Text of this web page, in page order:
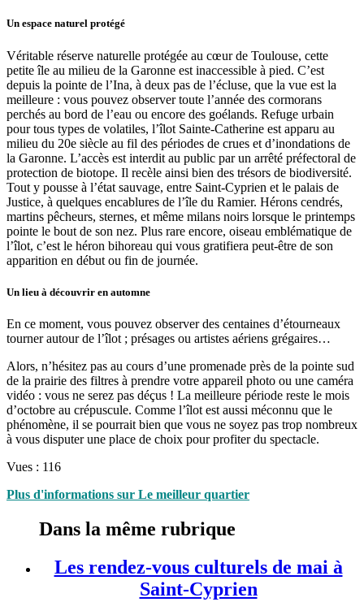
Un espace naturel protégé
Véritable réserve naturelle protégée au cœur de Toulouse, cette
petite île au milieu de la Garonne est inaccessible à pied. C’est
depuis la pointe de l’Ina, à deux pas de l’écluse, que la vue est la
meilleure : vous pouvez observer toute l’année des cormorans
perchés au bord de l’eau ou encore des goélands. Refuge urbain
pour tous types de volatiles, l’îlot Sainte-Catherine est apparu au
milieu du 20e siècle au fil des périodes de crues et d’inondations de
la Garonne. L’accès est interdit au public par un arrêté préfectoral de
protection de biotope. Il recèle ainsi bien des trésors de biodiversité.
Tout y pousse à l’état sauvage, entre Saint-Cyprien et le palais de
Justice, à quelques encablures de l’île du Ramier. Hérons cendrés,
martins pêcheurs, sternes, et même milans noirs lorsque le printemps
pointe le bout de son nez. Plus rare encore, oiseau emblématique de
l’îlot, c’est le héron bihoreau qui vous gratifiera peut-être de son
apparition en début ou fin de journée.
Un lieu à découvrir en automne
En ce moment, vous pouvez observer des centaines d’étourneaux
tourner autour de l’îlot ; présages ou artistes aériens grégaires…
Alors, n’hésitez pas au cours d’une promenade près de la pointe sud
de la prairie des filtres à prendre votre appareil photo ou une caméra
vidéo : vous ne serez pas déçus ! La meilleure période reste le mois
d’octobre au crépuscule. Comme l’îlot est aussi méconnu que le
phénomène, il se pourrait bien que vous ne soyez pas trop nombreux
à vous disputer une place de choix pour profiter du spectacle.
Vues : 116
Plus d'informations sur Le meilleur quartier
Dans la même rubrique
Les rendez-vous culturels de mai à
Saint-Cyprien